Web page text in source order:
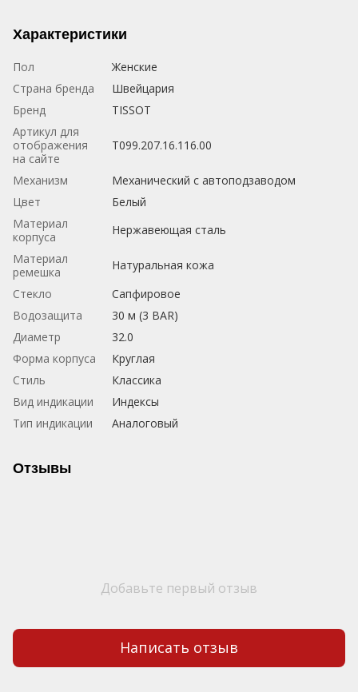
Характеристики
Пол
Женские
Страна бренда
Швейцария
Бренд
TISSOT
Артикул для
отображения
на сайте
T099.207.16.116.00
Механизм
Механический с автоподзаводом
Цвет
Белый
Материал
корпуса
Нержавеющая сталь
Материал
ремешка
Натуральная кожа
Стекло
Сапфировое
Водозащита
30 м (3 BAR)
Диаметр
32.0
Форма корпуса
Круглая
Стиль
Классика
Вид индикации
Индексы
Тип индикации
Аналоговый
Отзывы
Добавьте первый отзыв
Написать отзыв